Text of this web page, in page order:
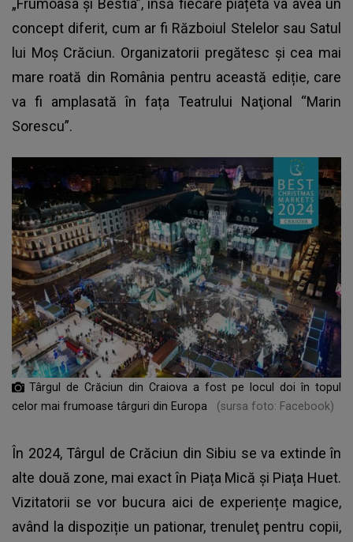
„Frumoasa și Bestia”, însă fiecare piațetă va avea un
concept diferit, cum ar fi Războiul Stelelor sau Satul
lui Moș Crăciun. Organizatorii pregătesc și cea mai
mare roată din România pentru această ediție, care
va fi amplasată în fața Teatrului Naţional “Marin
Sorescu”.
Târgul de Crăciun din Craiova a fost pe locul doi în topul
celor mai frumoase târguri din Europa
(sursa foto: Facebook)
În 2024, Târgul de Crăciun din Sibiu se va extinde în
alte două zone, mai exact în Piața Mică și Piața Huet.
Vizitatorii se vor bucura aici de experiențe magice,
având la dispoziție un pationar, trenuleţ pentru copii,